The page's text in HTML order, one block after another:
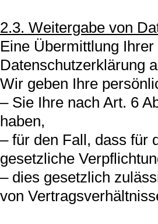
2.3. Weitergabe von
Eine Übermittlung
Datenschutzerklärung
Wir geben Ihre
– Sie Ihre nach Art. 6
haben,
– für den Fall, dass für
gesetzliche
– dies gesetzlich
von